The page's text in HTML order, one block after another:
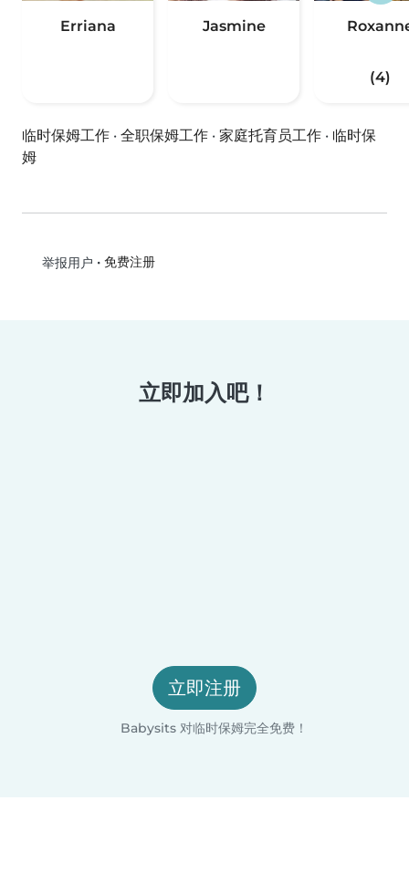
Erriana Jasmine
(4)
临时保姆工作 · 全职保姆工作 · 家庭托育员工作 · 临时保
姆
举报用户 • 免费注册
立即加入吧！
立即注册
Babysits 对临时保姆完全免费！